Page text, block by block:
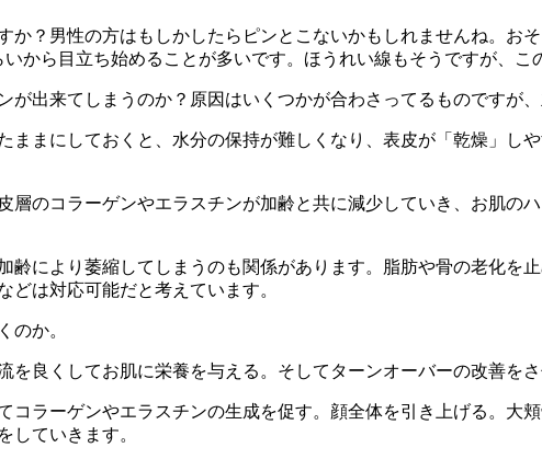
か？男性の方はもしかしたらピンとこないかもしれませんね。お
から目立ち始めることが多いです。ほうれい線もそうですが、
が出来てしまうのか？原因はいくつかが合わさってるものですが
ままにしておくと、水分の保持が難しくなり、表皮が「乾燥」し
層のコラーゲンやエラスチンが加齢と共に減少していき、お肌の
齢により萎縮してしまうのも関係があります。脂肪や骨の老化
は対応可能だと考えています。
のか。
を良くしてお肌に栄養を与える。そしてターンオーバーの改善をさ
コラーゲンやエラスチンの生成を促す。顔全体を引き上げる。
していきます。